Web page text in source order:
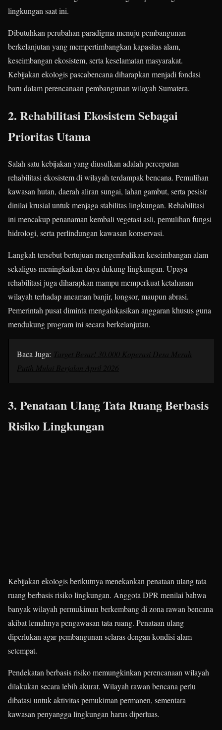
lingkungan saat ini.
Dibutuhkan perubahan paradigma menuju pembangunan
berkelanjutan yang mempertimbangkan kapasitas alam,
keseimbangan ekosistem, serta keselamatan masyarakat.
Kebijakan ekologis pascabencana diharapkan menjadi fondasi
baru dalam perencanaan pembangunan wilayah Sumatera.
2. Rehabilitasi Ekosistem Sebagai
Prioritas Utama
Salah satu kebijakan yang diusulkan adalah percepatan
rehabilitasi ekosistem di wilayah terdampak bencana. Pemulihan
kawasan hutan, daerah aliran sungai, lahan gambut, serta pesisir
dinilai krusial untuk menjaga stabilitas lingkungan. Rehabilitasi
ini mencakup penanaman kembali vegetasi asli, pemulihan fungsi
hidrologi, serta perlindungan kawasan konservasi.
Langkah tersebut bertujuan mengembalikan keseimbangan alam
sekaligus meningkatkan daya dukung lingkungan. Upaya
rehabilitasi juga diharapkan mampu memperkuat ketahanan
wilayah terhadap ancaman banjir, longsor, maupun abrasi.
Pemerintah pusat diminta mengalokasikan anggaran khusus guna
mendukung program ini secara berkelanjutan.
Baca Juga: Target Besar! 30.000 Koperasi Desa Merah
Putih Mulai Berjalan April 2026
3. Penataan Ulang Tata Ruang Berbasis
Risiko Lingkungan
Kebijakan ekologis berikutnya menekankan penataan ulang tata
ruang berbasis risiko lingkungan. Anggota DPR menilai bahwa
banyak wilayah permukiman berkembang di zona rawan bencana
akibat lemahnya pengawasan tata ruang. Penataan ulang
diperlukan agar pembangunan selaras dengan kondisi alam
setempat.
Pendekatan berbasis risiko memungkinkan perencanaan wilayah
dilakukan secara lebih akurat. Wilayah rawan bencana perlu
dibatasi untuk aktivitas pemukiman permanen, sementara
kawasan penyangga lingkungan harus diperluas.